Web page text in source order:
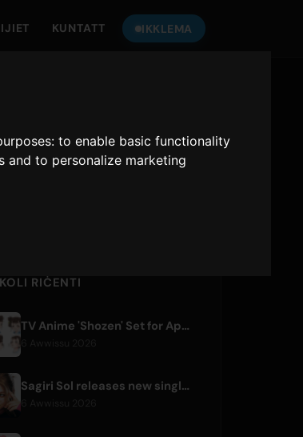
to enable basic functionality
and to personalize marketing
KUNTATT IKKLEMA
RIĊENTI
TV Anime 'Shozen' Set for April 2027 Premiere on Fuji TV
Sagiri Sol releases new single 'next to your love' after hiatus
6 Awwissu 2026